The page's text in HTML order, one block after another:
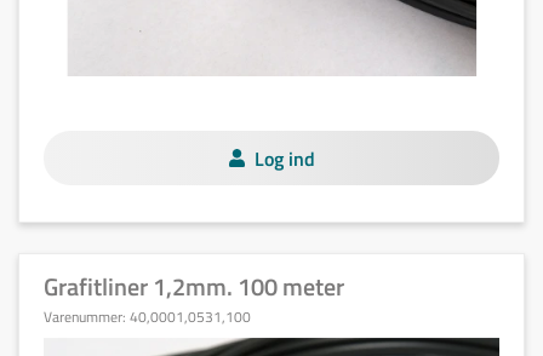
Log ind
Grafitliner 1,2mm. 100 meter
Varenummer: 40,0001,0531,100